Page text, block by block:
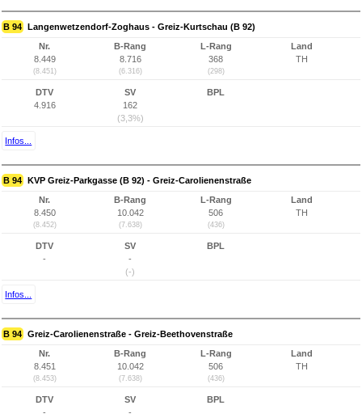
B 94 Langenwetzendorf-Zoghaus - Greiz-Kurtschau (B 92)
Nr.
8.449
(8.451)
B-Rang
8.716
(6.316)
L-Rang
368
(298)
Land
TH
DTV
4.916
SV
162
(3,3%)
BPL
Infos...
B 94 KVP Greiz-Parkgasse (B 92) - Greiz-Carolienenstraße
Nr.
8.450
(8.452)
B-Rang
10.042
(7.638)
L-Rang
506
(436)
Land
TH
DTV
-
SV
-
(-)
BPL
Infos...
B 94 Greiz-Carolienenstraße - Greiz-Beethovenstraße
Nr.
8.451
(8.453)
B-Rang
10.042
(7.638)
L-Rang
506
(436)
Land
TH
DTV
-
SV
-
BPL